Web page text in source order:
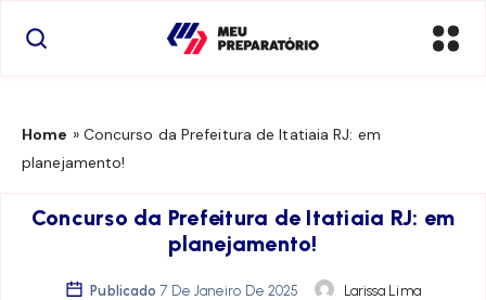
Home » Concurso da Prefeitura de Itatiaia RJ: em
planejamento!
Concurso da Prefeitura de Itatiaia RJ: em
planejamento!
Publicado 7 De Janeiro De 2025
Larissa Lima